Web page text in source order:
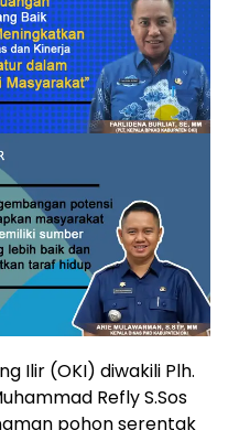
Ilir (OKI) diwakili Plh.
Refly S.Sos
pohon serentak